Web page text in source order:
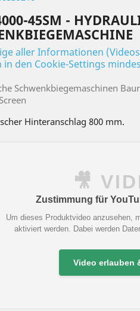
45SM -
aller Informationen
in den Cookie-Settings
Schwenkbiegemaschinen
Hinteranschlag 800 mm.
🎥
Zustimmung für
Um dieses Produktvideo anzusehen,
aktiviert werden. Dabei werden
Video erlauben